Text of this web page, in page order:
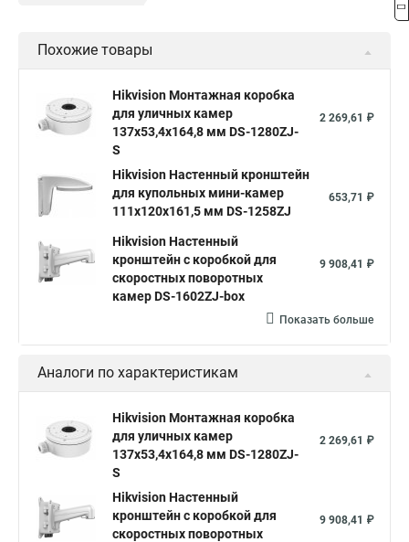
Похожие товары
Hikvision Монтажная коробка
для уличных камер
137x53,4x164,8 мм DS-1280ZJ-
S
2 269,61 ₽
Hikvision Настенный кронштейн
для купольных мини-камер
111x120x161,5 мм DS-1258ZJ
653,71 ₽
Hikvision Настенный
кронштейн с коробкой для
скоростных поворотных
камер DS-1602ZJ-box
9 908,41 ₽
Показать больше
Аналоги по характеристикам
Hikvision Монтажная коробка
для уличных камер
137x53,4x164,8 мм DS-1280ZJ-
S
2 269,61 ₽
Hikvision Настенный
кронштейн с коробкой для
скоростных поворотных
9 908,41 ₽